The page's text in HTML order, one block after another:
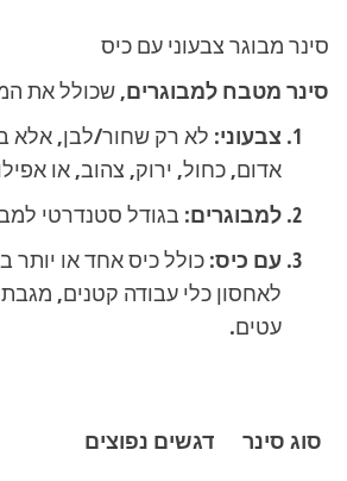
סינר מבוגר צבעוני עם כיס
סינר מטבח למבוגרים, שכולל את
צבעוני: לא רק שחור/לבן, אלא
אדום, כחול, ירוק, צהוב, או
למבוגרים: בגודל סטנדרטי
עם כיס: כולל כיס אחד או יותר
לאחסון כלי עבודה קטנים, מגבת
עטים.
סוג סינר דגשים נפוצים